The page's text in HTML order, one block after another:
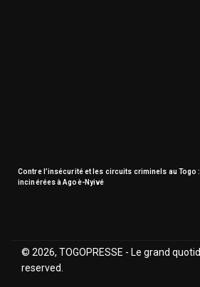
Contre l’insécurité et les circuits criminels au Togo
incinérées à Agoè-Nyivé
© 2026, TOGOPRESSE - Le grand
reserved.